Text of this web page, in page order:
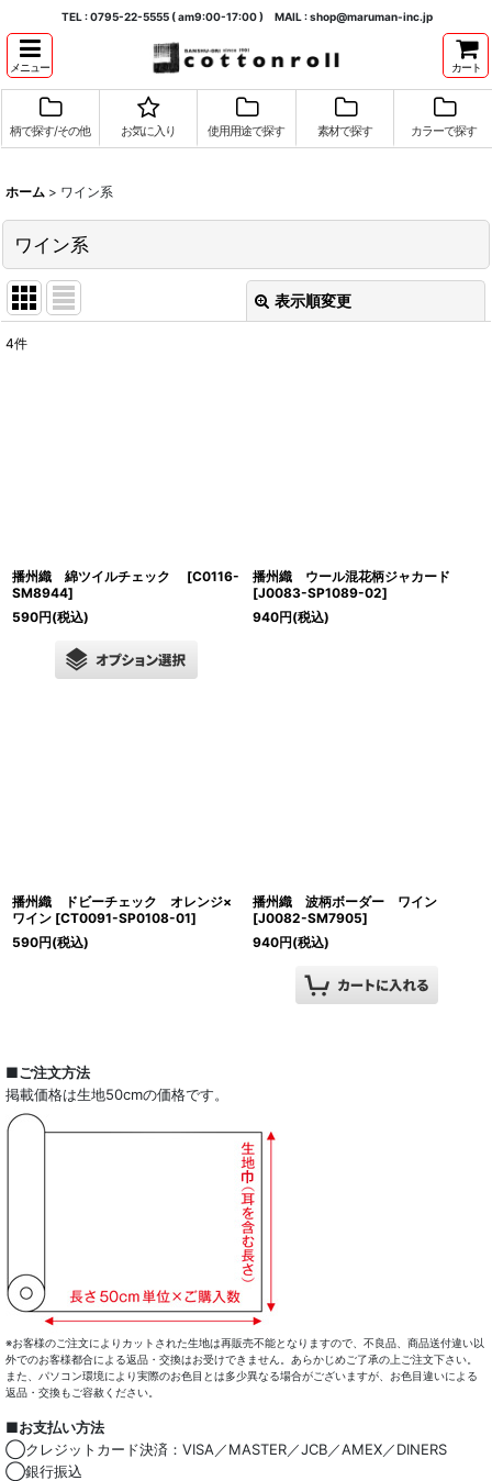
TEL : 0795-22-5555 ( am9:00-17:00 ) MAIL : shop@maruman-inc.jp
メニュー カート
柄で探す/その他 お気に入り 使用用途で探す 素材で探す カラーで探す
ホーム > ワイン系
ワイン系
表示順変更
4件
播州織 綿ツイルチェック [C0116-
SM8944]
590円(税込)
播州織 ウール混花柄ジャカード
[J0083-SP1089-02]
940円(税込)
播州織 ドビーチェック オレンジ×
ワイン [CT0091-SP0108-01]
590円(税込)
播州織 波柄ボーダー ワイン
[J0082-SM7905]
940円(税込)
■ご注文方法
掲載価格は生地50cmの価格です。
※お客様のご注文によりカットされた生地は再販売不能となりますので、不良品、商品送付違い以
外でのお客様都合による返品・交換はお受けできません。あらかじめご了承の上ご注文下さい。
また、パソコン環境により実際のお色目とは多少異なる場合がございますが、お色目違いによる
返品・交換もご容赦ください。
■お支払い方法
◯クレジットカード決済：VISA／MASTER／JCB／AMEX／DINERS
◯銀行振込